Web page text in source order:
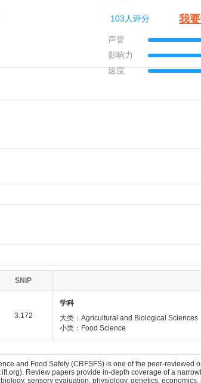
103人评分 我
声誉
影响力
速度
SNIP
3.172
学科
大类：Agricultural and Biological Sciences
小类：Food Science
and Food Safety (CRFSFS) is one of the peer-reviewed
Review papers provide in-depth coverage of a
sensory evaluation, physiology, genetics,